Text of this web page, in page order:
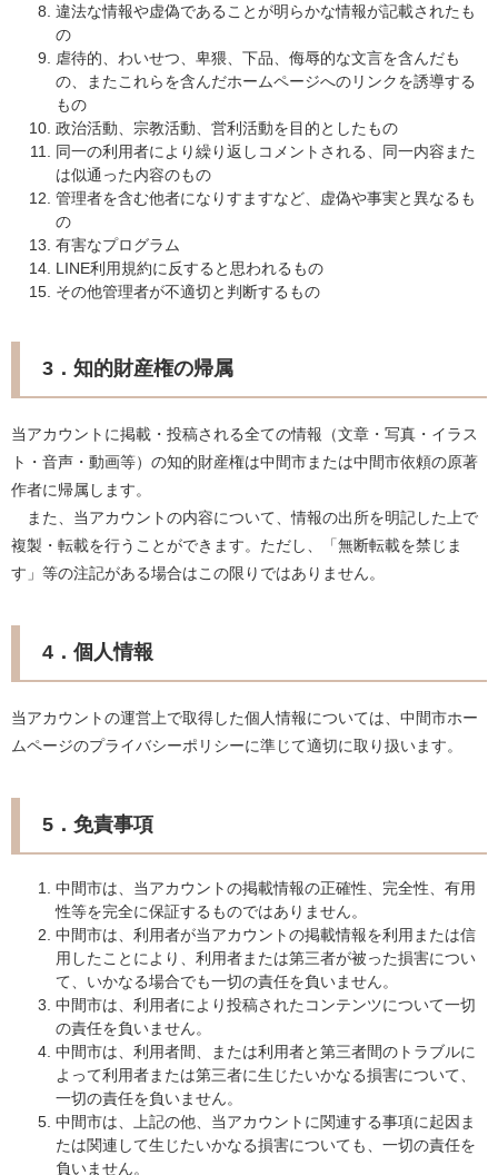
違法な情報や虚偽であることが明らかな情報が記載されたも
の
虐待的、わいせつ、卑猥、下品、侮辱的な文言を含んだも
の、またこれらを含んだホームページへのリンクを誘導する
もの
政治活動、宗教活動、営利活動を目的としたもの
同一の利用者により繰り返しコメントされる、同一内容また
は似通った内容のもの
管理者を含む他者になりすますなど、虚偽や事実と異なるも
の
有害なプログラム
LINE利用規約に反すると思われるもの
その他管理者が不適切と判断するもの
3．知的財産権の帰属
当アカウントに掲載・投稿される全ての情報（文章・写真・イラス
ト・音声・動画等）の知的財産権は中間市または中間市依頼の原著
作者に帰属します。
また、当アカウントの内容について、情報の出所を明記した上で
複製・転載を行うことができます。ただし、「無断転載を禁じま
す」等の注記がある場合はこの限りではありません。
4．個人情報
当アカウントの運営上で取得した個人情報については、中間市ホー
ムページのプライバシーポリシーに準じて適切に取り扱います。
5．免責事項
中間市は、当アカウントの掲載情報の正確性、完全性、有用
性等を完全に保証するものではありません。
中間市は、利用者が当アカウントの掲載情報を利用または信
用したことにより、利用者または第三者が被った損害につい
て、いかなる場合でも一切の責任を負いません。
中間市は、利用者により投稿されたコンテンツについて一切
の責任を負いません。
中間市は、利用者間、または利用者と第三者間のトラブルに
よって利用者または第三者に生じたいかなる損害について、
一切の責任を負いません。
中間市は、上記の他、当アカウントに関連する事項に起因ま
たは関連して生じたいかなる損害についても、一切の責任を
負いません。